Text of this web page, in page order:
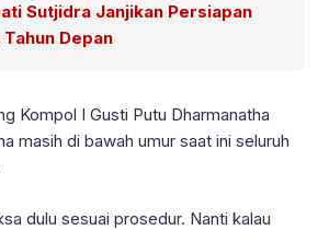
Sutjidra Janjikan Persiapan
Depan
Kompol I Gusti Putu Dharmanatha
masih di bawah umur saat ini seluruh
dulu sesuai prosedur. Nanti kalau